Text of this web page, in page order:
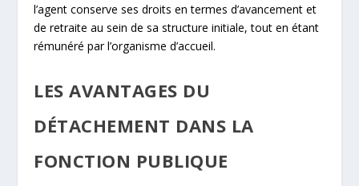
l’agent conserve ses droits en termes d’avancement et
de retraite au sein de sa structure initiale, tout en étant
rémunéré par l’organisme d’accueil.
LES AVANTAGES DU
DÉTACHEMENT DANS LA
FONCTION PUBLIQUE